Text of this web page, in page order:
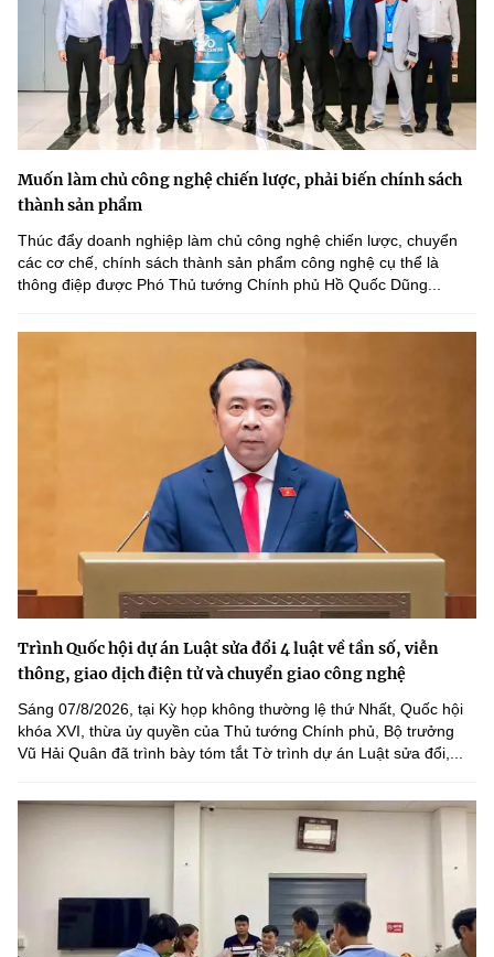
Muốn làm chủ công nghệ chiến lược, phải biến chính sách
thành sản phẩm
Thúc đẩy doanh nghiệp làm chủ công nghệ chiến lược, chuyển
các cơ chế, chính sách thành sản phẩm công nghệ cụ thể là
thông điệp được Phó Thủ tướng Chính phủ Hồ Quốc Dũng...
Trình Quốc hội dự án Luật sửa đổi 4 luật về tần số, viễn
thông, giao dịch điện tử và chuyển giao công nghệ
Sáng 07/8/2026, tại Kỳ họp không thường lệ thứ Nhất, Quốc hội
khóa XVI, thừa ủy quyền của Thủ tướng Chính phủ, Bộ trưởng
Vũ Hải Quân đã trình bày tóm tắt Tờ trình dự án Luật sửa đổi,...